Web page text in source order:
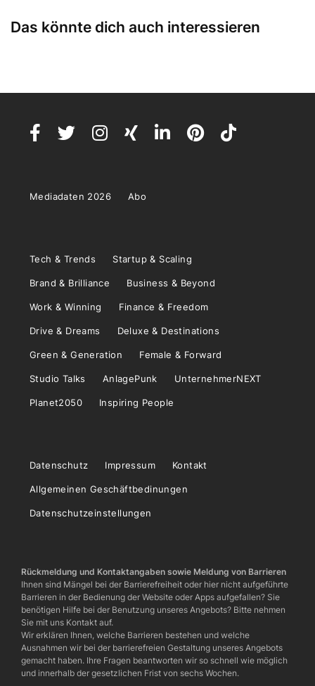
Das könnte dich auch interessieren
Mediadaten 2026 Abo
Tech & Trends Startup & Scaling
Brand & Brilliance Business & Beyond
Work & Winning Finance & Freedom
Drive & Dreams Deluxe & Destinations
Green & Generation Female & Forward
Studio Talks AnlagePunk UnternehmerNEXT
Planet2050 Inspiring People
Datenschutz Impressum Kontakt
Allgemeinen Geschäftbedinungen
Datenschutzeinstellungen
Rückmeldung und Kontaktangaben sowie Meldung von Barrieren
Ihnen sind Mängel bei der Barrierefreiheit oder hier nicht aufgeführte
Barrieren in der Bedienung der Website oder Apps aufgefallen? Sie
benötigen Hilfe bei der Benutzung unseres Angebots? Bitte nehmen
Sie mit uns Kontakt auf.
Wir erklären Ihnen, welche Barrieren bestehen und welche
Ausnahmen wir bei der barrierefreien Gestaltung unseres Angebots
gemacht haben. Ihre Fragen beantworten wir so schnell wie möglich
und innerhalb der gesetzlichen Frist von sechs Wochen.